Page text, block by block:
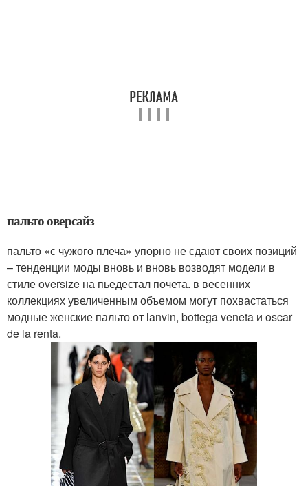
пальто оверсайз
пальто «с чужого плеча» упорно не сдают своих позиций
– тенденции моды вновь и вновь возводят модели в
стиле oversize на пьедестал почета. в весенних
коллекциях увеличенным объемом могут похвастаться
модные женские пальто от lanvin, bottega veneta и oscar
de la renta.